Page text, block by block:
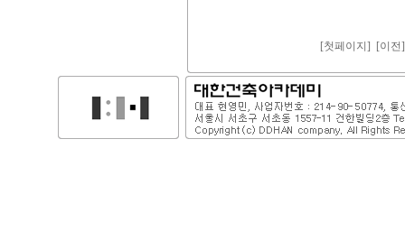
[첫페이지 ] [이전]